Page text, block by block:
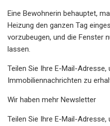
Eine Bewohnerin behauptet,
Heizung den ganzen Tag
vorzubeugen, und die Fenster
lassen.
Teilen Sie Ihre E-Mail-Adresse,
Immobiliennachrichten zu
Wir haben mehr Newsletter
Teilen Sie Ihre E-Mail-Adresse,